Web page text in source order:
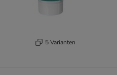
5 Varianten